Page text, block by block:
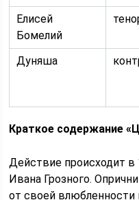
Елисей
Бомелий
Дуняша
Краткое содержание
Действие происходит в
Ивана Грозного.
от своей